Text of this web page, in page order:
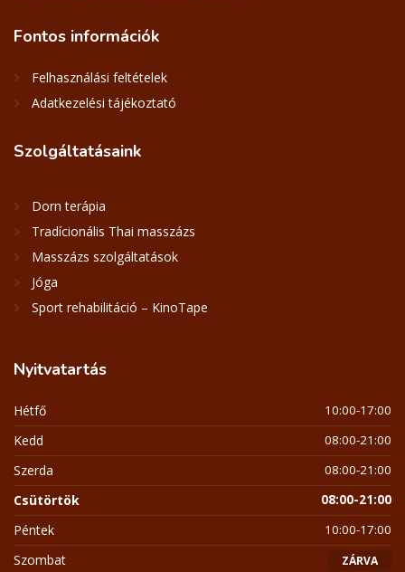
Fontos információk
Felhasználási feltételek
Adatkezelési tájékoztató
Szolgáltatásaink
Dorn terápia
Tradícionális Thai masszázs
Masszázs szolgáltatások
Jóga
Sport rehabilitáció – KinoTape
Nyitvatartás
Hétfő 10:00-17:00
Kedd 08:00-21:00
Szerda 08:00-21:00
Csütörtök 08:00-21:00
Péntek 10:00-17:00
Szombat ZÁRVA